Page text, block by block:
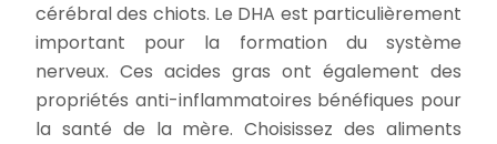
cérébral des chiots. Le DHA est particulièrement
important pour la formation du système
nerveux. Ces acides gras ont également des
propriétés anti-inflammatoires bénéfiques pour
la santé de la mère. Choisissez des aliments